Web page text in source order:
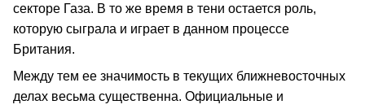
секторе Газа. В то же время в тени остается роль,
которую сыграла и играет в данном процессе
Британия.
Между тем ее значимость в текущих ближневосточных
делах весьма существенна. Официальные и